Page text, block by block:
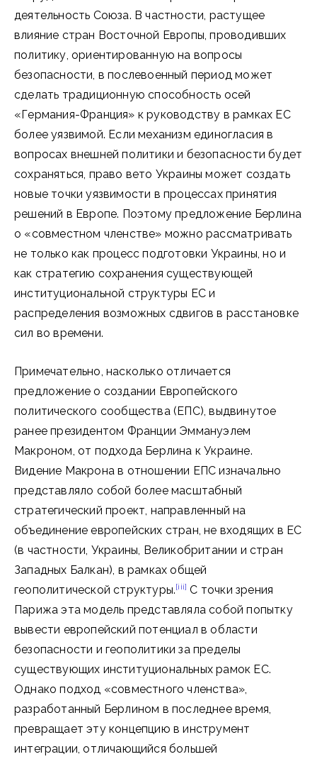
деятельность Союза. В частности, растущее
влияние стран Восточной Европы, проводивших
политику, ориентированную на вопросы
безопасности, в послевоенный период может
сделать традиционную способность осей
«Германия-Франция» к руководству в рамках ЕС
более уязвимой. Если механизм единогласия в
вопросах внешней политики и безопасности будет
сохраняться, право вето Украины может создать
новые точки уязвимости в процессах принятия
решений в Европе. Поэтому предложение Берлина
о «совместном членстве» можно рассматривать
не только как процесс подготовки Украины, но и
как стратегию сохранения существующей
институциональной структуры ЕС и
распределения возможных сдвигов в расстановке
сил во времени.
Примечательно, насколько отличается
предложение о создании Европейского
политического сообщества (ЕПС), выдвинутое
ранее президентом Франции Эммануэлем
Макроном, от подхода Берлина к Украине.
Видение Макрона в отношении ЕПС изначально
представляло собой более масштабный
стратегический проект, направленный на
объединение европейских стран, не входящих в ЕС
(в частности, Украины, Великобритании и стран
Западных Балкан), в рамках общей
геополитической структуры.[iii] С точки зрения
Парижа эта модель представляла собой попытку
вывести европейский потенциал в области
безопасности и геополитики за пределы
существующих институциональных рамок ЕС.
Однако подход «совместного членства»,
разработанный Берлином в последнее время,
превращает эту концепцию в инструмент
интеграции, отличающийся большей